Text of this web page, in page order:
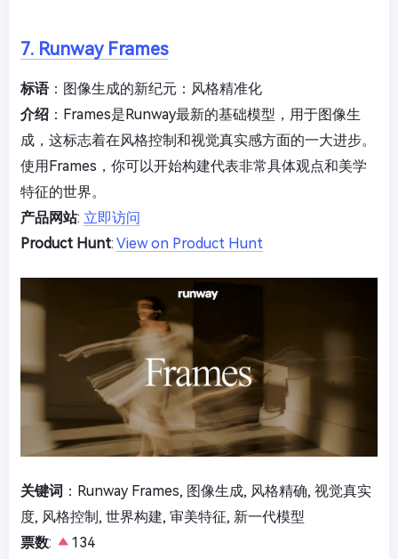
7. Runway Frames
标语：图像生成的新纪元：风格精准化
介绍 ：Frames是Runway最新的基础模型，用于图像生
成，这标志着在风格控制和视觉真实感方面的一大进步。
使用Frames，你可以开始构建代表非常具体观点和美学
特征的世界。
产品网站: 立即访问
Product Hunt: View on Product Hunt
关键词 ：Runway Frames, 图像生成, 风格精确, 视觉真实
度, 风格控制, 世界构建, 审美特征, 新一代模型
票数:
134